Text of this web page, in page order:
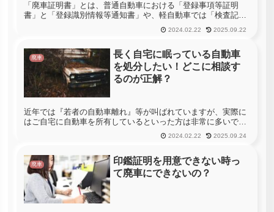
「廃車証明書」とは、普通自動車における「登録事項等証明
書」と「登録識別情報等通知書」や、軽自動車では「検査記録
事項等証明書」や「自動車検査証返納証明書」のことを意味し
ています。それぞれ2種類に分かれているのは、解体を含めて
2024.02.22 2025.09.22
廃車
長く自宅に眠っている自動車
を処分したい！どこに相談す
るのが正解？
近年では『若者の自動車離れ』等が叫ばれていますが、実際に
はご自宅に自動車を所有しているといった方は非常に多いで
す。しかも、地方に目を向ければ、自動車というのはとても重
要な移動手段となっており、家族で複数台の自動車を所有して
2024.02.22 2025.09.24
廃車
印鑑証明を用意できない時っ
て廃車にできないの？